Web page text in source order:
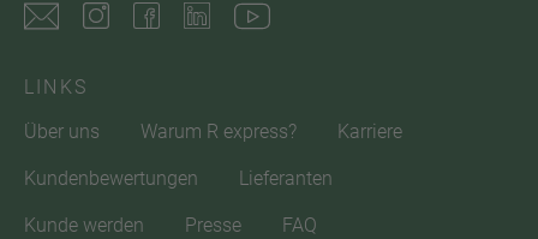
LINKS
Über uns
Warum R express? Karriere
Kundenbewertungen Lieferanten
Kunde werden Presse FAQ